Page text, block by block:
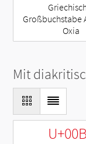
Großbuchstabe
Oxia
Mit